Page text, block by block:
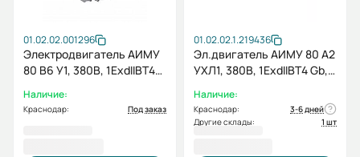
01.02.02.001296
Электродвигатель АИМУ
80 В6 У1, 380В, 1ExdIIBT4
Наличие:
Краснодар: Под заказ
01.02.02.1.219436
Эл.двигатель АИМУ 80 А2
УХЛ1, 380В, 1ExdIIBT4 Gb,
(подшипники), IP65,
1.5/3000 IM 2081
Наличие:
Краснодар:
3-6 дней
Другие склады:
1 шт